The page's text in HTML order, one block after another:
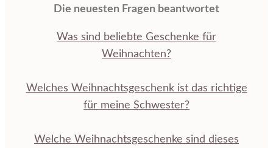
Die neuesten Fragen beantwortet
Was sind beliebte Geschenke für
Weihnachten?
Welches Weihnachtsgeschenk ist das richtige
für meine Schwester?
Welche Weihnachtsgeschenke sind dieses